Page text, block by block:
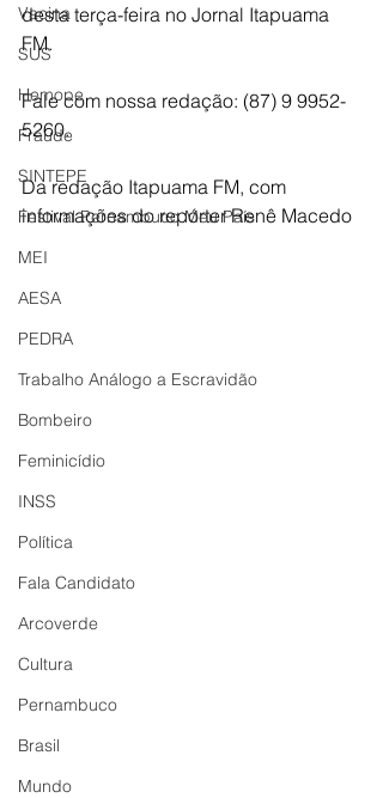
Vacina
SUS
Hemope
Fraude
SINTEPE
Festival Pernambuco Meu País
MEI
AESA
PEDRA
Trabalho Análogo a Escravidão
Bombeiro
Feminicídio
INSS
Política
Fala Candidato
Arcoverde
Cultura
Pernambuco
Brasil
Mundo
desta terça-feira no Jornal Itapuama
FM.
Fale com nossa redação: (87) 9 9952-
5260.
Da redação Itapuama FM, com
informações do repórter Renê Macedo